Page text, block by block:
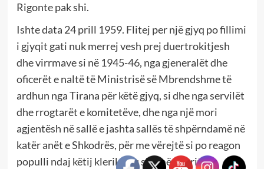
Rigonte pak shi.
Ishte data 24 prill 1959. Flitej per një gjyq po fillimi
i gjyqit gati nuk merrej vesh prej duertrokitjesh
dhe virrmave si në 1945-46, nga gjeneralët dhe
oficerët e naltë të Ministrisë së Mbrendshme të
ardhun nga Tirana për këtë gjyq, si dhe nga servilët
dhe rrogtarët e komitetëve, dhe nga një mori
agjentësh në sallë e jashta sallës të shpërndamë në
katër anët e Shkodrës, për me vërejtë si po reagon
populli ndaj këtij kleriku aq shumë të pritun.